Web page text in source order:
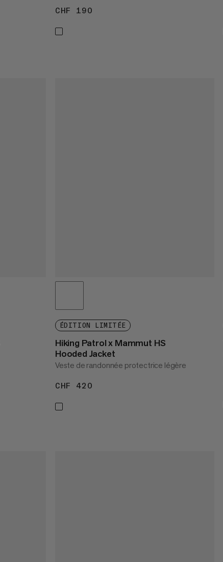
CHF 190
ÉDITION LIMITÉE
Hiking Patrol x Mammut HS
Hooded Jacket
Veste de randonnée protectrice légère
CHF 420